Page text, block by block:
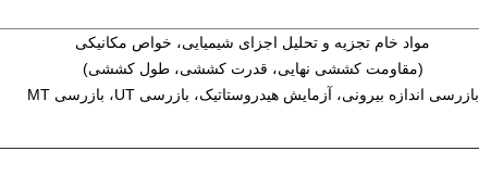
مواد خام تجزیه و تحلیل اجزای شیمیایی، خواص مکانیکی
(مقاومت کششی نهایی، قدرت کششی، طول کششی)
بازرسی اندازه بیرونی، آزمایش هیدروستاتیک، بازرسی UT، بازرسی MT